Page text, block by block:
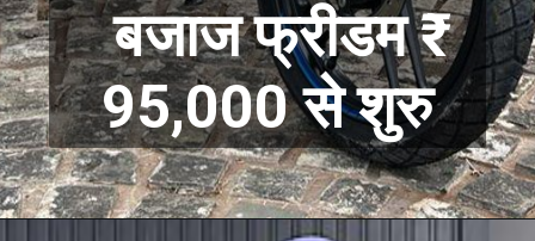
बजाज फ्रीडम ₹
95,000 से शुरु